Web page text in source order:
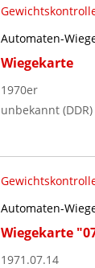
Automaten-
Wiegekarte
1970er
unbekannt (DDR)
Automaten-
Wiegekarte
1971.07.14